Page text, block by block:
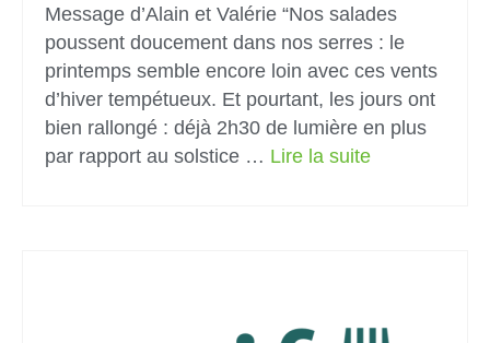
Message d’Alain et Valérie “Nos salades
poussent doucement dans nos serres : le
printemps semble encore loin avec ces vents
d’hiver tempétueux. Et pourtant, les jours ont
bien rallongé : déjà 2h30 de lumière en plus
par rapport au solstice … Lire la suite­­